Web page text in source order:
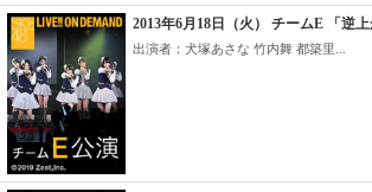
2013年6月18日（火） チームE 「逆
出演者：犬塚あさな 竹内舞 都築里...